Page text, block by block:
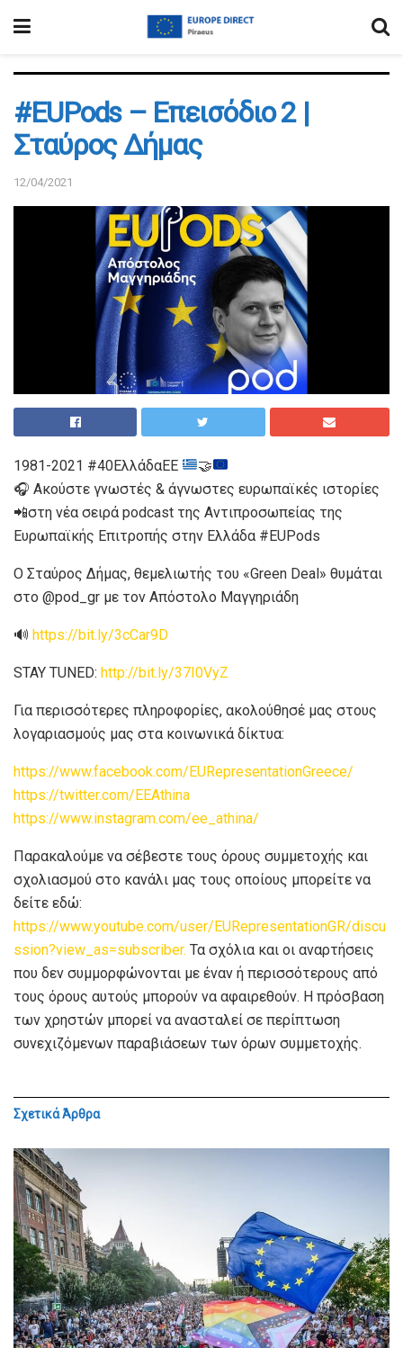
#EUPods – Επεισόδιο 2 |
Σταύρος Δήμας
12/04/2021
1981-2021 #40ΕλλάδαΕΕ
🤝
🎧 Ακούστε γνωστές & άγνωστες ευρωπαϊκές ιστορίες
📲στη νέα σειρά podcast της Αντιπροσωπείας της
Ευρωπαϊκής Επιτροπής στην Ελλάδα #EUPods
Ο Σταύρος Δήμας, θεμελιωτής του «Green Deal» θυμάται
στο @pod_gr με τον Απόστολο Μαγγηριάδη
🔊 https://bit.ly/3cCar9D
STAY TUNED: http://bit.ly/37I0VyZ
Για περισσότερες πληροφορίες, ακολούθησέ μας στους
λογαριασμούς μας στα κοινωνικά δίκτυα:
https://www.facebook.com/EURepresentationGreece/
https://twitter.com/EEAthina
https://www.instagram.com/ee_athina/
Παρακαλούμε να σέβεστε τους όρους συμμετοχής και
σχολιασμού στο κανάλι μας τους οποίους μπορείτε να
δείτε εδώ:
https://www.youtube.com/user/EURepresentationGR/discu
ssion?view_as=subscriber. Τα σχόλια και οι αναρτήσεις
που δεν συμμορφώνονται με έναν ή περισσότερους από
τους όρους αυτούς μπορούν να αφαιρεθούν. Η πρόσβαση
των χρηστών μπορεί να ανασταλεί σε περίπτωση
συνεχιζόμενων παραβιάσεων των όρων συμμετοχής.
ΣχετικάΆρθρα